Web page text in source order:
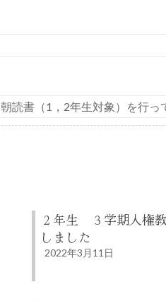
朝読書（1，2年生対象）を行っ
２年生 ３学期人権
しました
2022年3月11日